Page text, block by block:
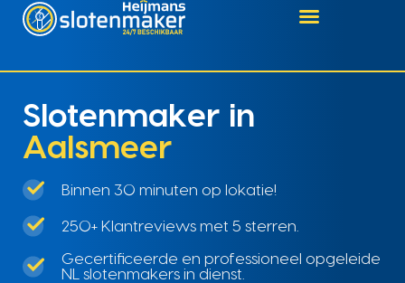
Slotenmaker in
Aalsmeer
Binnen 30 minuten op lokatie!
250+ Klantreviews met 5 sterren.
Gecertificeerde en professioneel opgeleide
NL slotenmakers in dienst.